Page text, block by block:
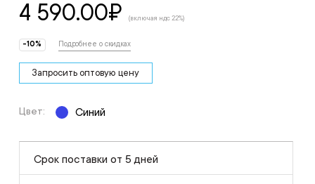
4 590.00₽ (включая ндс 22%)
-10% Подробнее о скидках
Запросить оптовую цену
Цвет: Синий
Срок поставки от 5 дней